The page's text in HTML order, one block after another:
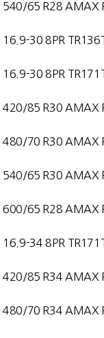
540/65 R28 AMAX
16.9-30 8PR
16.9-30 8PR
420/85 R30 AMAX
480/70 R30 AMAX
540/65 R30 AMAX
600/65 R28 AMAX
16.9-34 8PR
420/85 R34 AMAX
480/70 R34 AMAX